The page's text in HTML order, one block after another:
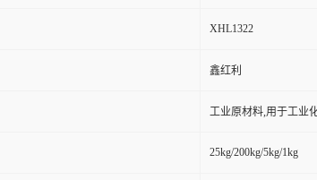
XHL1322
鑫红利
工业原材料,用于工业
25kg/200kg/5kg/1kg